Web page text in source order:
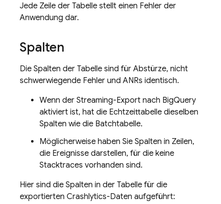
Jede Zeile der Tabelle stellt einen Fehler der
Anwendung dar.
Spalten
Die Spalten der Tabelle sind für Abstürze, nicht
schwerwiegende Fehler und ANRs identisch.
Wenn der Streaming-Export nach BigQuery
aktiviert ist, hat die Echtzeittabelle dieselben
Spalten wie die Batchtabelle.
Möglicherweise haben Sie Spalten in Zeilen,
die Ereignisse darstellen, für die keine
Stacktraces vorhanden sind.
Hier sind die Spalten in der Tabelle für die
exportierten Crashlytics-Daten aufgeführt: